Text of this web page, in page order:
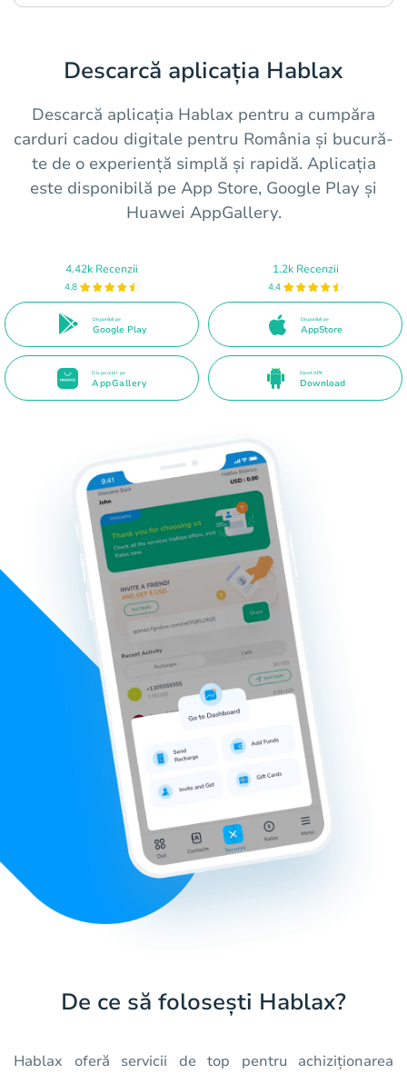
Descarcă aplicația Hablax
Descarcă aplicația Hablax pentru a cumpăra
carduri cadou digitale pentru România și bucură-
te de o experiență simplă și rapidă. Aplicația
este disponibilă pe App Store, Google Play și
Huawei AppGallery.
4.42k Recenzii
4.8
Disponibil pe
Google Play
1.2k Recenzii
4.4
Disponibil pe
AppStore
Disponibil pe
AppGallery
Direct APK
Download
De ce să folosești Hablax?
Hablax oferă servicii de top pentru achiziționarea